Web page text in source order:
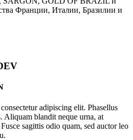
Франции, Италии, Бразилии и
adipiscing elit. Phasellus
Aliquam blandit neque urna, at
sagittis odio quam, sed auctor leo